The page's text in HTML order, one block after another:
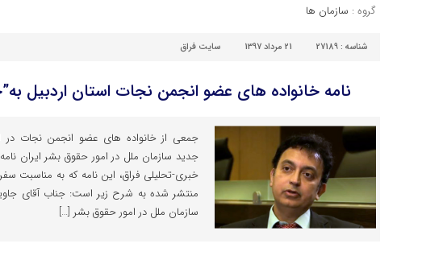
گروه : سازمان ها
شناسه : 27189 21 مرداد 1397 سایت فراق
نامه خانواده های عضو انجمن نجات استان اردبیل
جمعی از خانواده های عضو انجمن نجات در
جدید سازمان ملل در امور حقوق بشر ایران
خبری-تحلیلی فراق، این نامه که به مناسبت
منتشر شده به شرح زیر است: جناب آقای
سازمان ملل در امور حقوق بشر […]